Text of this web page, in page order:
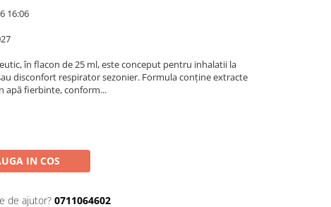
16:06
în flacon de 25 ml, este conceput pentru inhalatii la
disconfort respirator sezonier. Formula conține extracte
apă fierbinte, conform...
IN COS
de ajutor? 0711064602